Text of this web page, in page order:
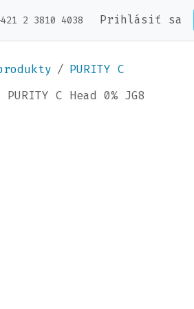
2 3810 4038 Prihlásiť sa
PURITY C
C Head 0% JG8